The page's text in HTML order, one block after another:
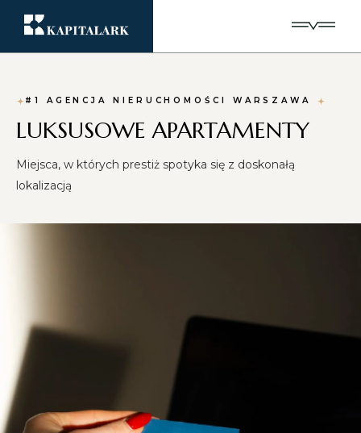
#1 AGENCJA NIERUCHOMOŚCI WARSZAWA
LUKSUSOWE APARTAMENTY
Miejsca, w których prestiż spotyka się z doskonałą
lokalizacją